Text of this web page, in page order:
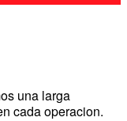
una larga
cada operacion.